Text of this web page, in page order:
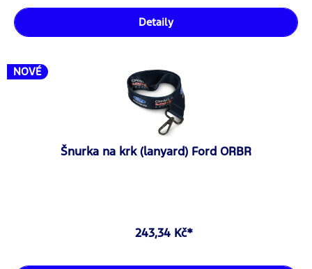
Detaily
NOVÉ
Šnurka na krk (lanyard) Ford ORBR
243,34 Kč*